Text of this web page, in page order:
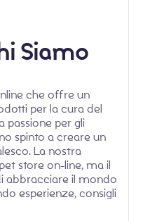
Siamo
che offre un
per la cura del
passione per gli
spinto a creare un
La nostra
store on-line, ma il
abbracciare il mondo
esperienze, consigli